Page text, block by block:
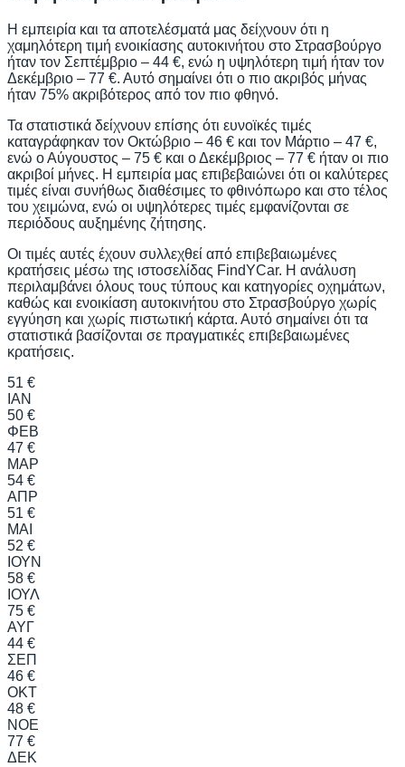
Η εμπειρία και τα αποτελέσματά μας δείχνουν ότι η
χαμηλότερη τιμή ενοικίασης αυτοκινήτου στο Στρασβούργο
ήταν τον Σεπτέμβριο – 44 €, ενώ η υψηλότερη τιμή ήταν τον
Δεκέμβριο – 77 €. Αυτό σημαίνει ότι ο πιο ακριβός μήνας
ήταν 75% ακριβότερος από τον πιο φθηνό.
Τα στατιστικά δείχνουν επίσης ότι ευνοϊκές τιμές
καταγράφηκαν τον Οκτώβριο – 46 € και τον Μάρτιο – 47 €,
ενώ ο Αύγουστος – 75 € και ο Δεκέμβριος – 77 € ήταν οι πιο
ακριβοί μήνες. Η εμπειρία μας επιβεβαιώνει ότι οι καλύτερες
τιμές είναι συνήθως διαθέσιμες το φθινόπωρο και στο τέλος
του χειμώνα, ενώ οι υψηλότερες τιμές εμφανίζονται σε
περιόδους αυξημένης ζήτησης.
Οι τιμές αυτές έχουν συλλεχθεί από επιβεβαιωμένες
κρατήσεις μέσω της ιστοσελίδας FindYCar. Η ανάλυση
περιλαμβάνει όλους τους τύπους και κατηγορίες οχημάτων,
καθώς και ενοικίαση αυτοκινήτου στο Στρασβούργο χωρίς
εγγύηση και χωρίς πιστωτική κάρτα. Αυτό σημαίνει ότι τα
στατιστικά βασίζονται σε πραγματικές επιβεβαιωμένες
κρατήσεις.
51 €
ΙΑΝ
50 €
ΦΕΒ
47 €
ΜΑΡ
54 €
ΑΠΡ
51 €
ΜΑΙ
52 €
ΙΟΥΝ
58 €
ΙΟΥΛ
75 €
ΑΥΓ
44 €
ΣΕΠ
46 €
ΟΚΤ
48 €
ΝΟΕ
77 €
ΔΕΚ